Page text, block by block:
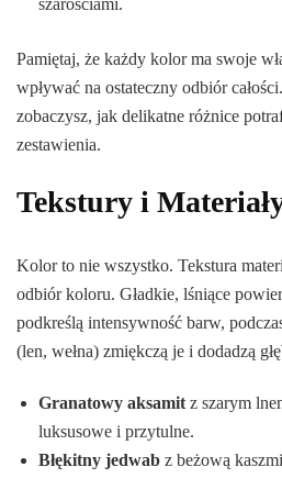
Pamiętaj, że każdy kolor ma swoje
wpływać na ostateczny odbiór
zobaczysz, jak delikatne różnice
zestawienia.
Tekstury i
Kolor to nie wszystko. Tekstura
odbiór koloru. Gładkie, lśniące
podkreślą intensywność barw,
(len, wełna) zmiękczą je i dodadzą
Granatowy aksamit z szarym
luksusowe i przytulne.
Błękitny jedwab z beżową